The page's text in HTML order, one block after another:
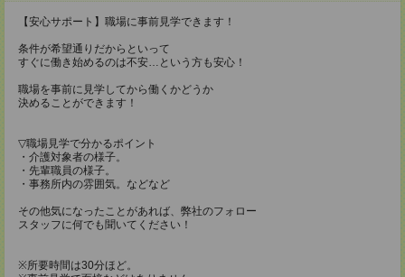
【安心サポート】職場に事前見学できます！
条件が希望通りだからといって
すぐに働き始めるのは不安…という方も安心！
職場を事前に見学してから働くかどうか
決めることができます！
▽職場見学で分かるポイント
・介護対象者の様子。
・先輩職員の様子。
・事務所内の雰囲気。などなど
その他気になったことがあれば、弊社のフォロー
スタッフに何でも聞いてください！
※所要時間は30分ほど。